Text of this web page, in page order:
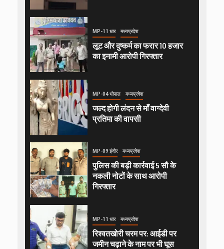
MP-11 धार मध्यप्रदेश
लूट और दुष्कर्म का फरार 10 हजार
का इनामी आरोपी गिरफ्तार
MP-04 भोपाल मध्यप्रदेश
जल्द होगी लंदन से माँ वाग्देवी
प्रतिमा की वापसी
MP-09 इंदौर मध्यप्रदेश
पुलिस की बड़ी कार्रवाई 5 सौ के
नकली नोटों के साथ आरोपी
गिरफ्तार
MP-11 धार मध्यप्रदेश
रिश्वतखोरी चरम पर: आईडी पर
जमीन चढ़ाने के नाम पर भी घूस